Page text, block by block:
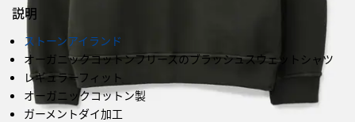
説明
ストーンアイランド
オーガニックコットンフリースのブラッシュスウェットシャツ
レギュラーフィット
オーガニックコットン製
ガーメントダイ加工